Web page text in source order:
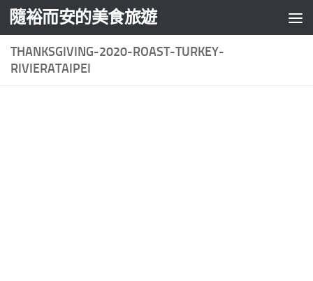
Skip to content
隨裕而安的美食旅遊
THANKSGIVING-2020-ROAST-TURKEY-
RIVIERATAIPEI